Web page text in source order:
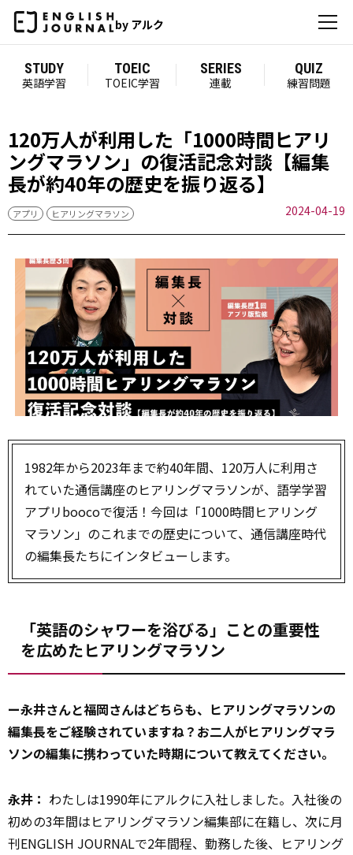
by アルク
STUDY
英語学習
TOEIC
TOEIC学習
SERIES
連載
QUIZ
練習問題
120万人が利用した「1000時間ヒアリ
ングマラソン」の復活記念対談【編集
長が約40年の歴史を振り返る】
アプリ ヒアリングマラソン 2024-04-19
1982年から2023年まで約40年間、120万人に利用さ
れていた通信講座のヒアリングマラソンが、語学学習
アプリboocoで復活！今回は「1000時間ヒアリング
マラソン」のこれまでの歴史について、通信講座時代
の編集長たちにインタビューします。
「英語のシャワーを浴びる」ことの重要性
を広めたヒアリングマラソン
ー永井さんと福岡さんはどちらも、ヒアリングマラソンの
編集長をご経験されていますね？お二人がヒアリングマラ
ソンの編集に携わっていた時期について教えてください。
永井： わたしは1990年にアルクに入社しました。入社後の
初めの3年間はヒアリングマラソン編集部に在籍し、次に月
刊ENGLISH JOURNALで2年間程、勤務した後、ヒアリング